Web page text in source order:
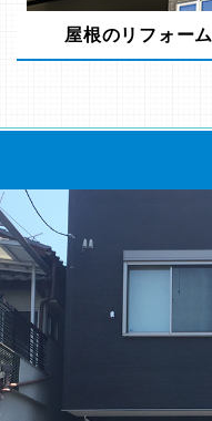
屋根のリフォーム